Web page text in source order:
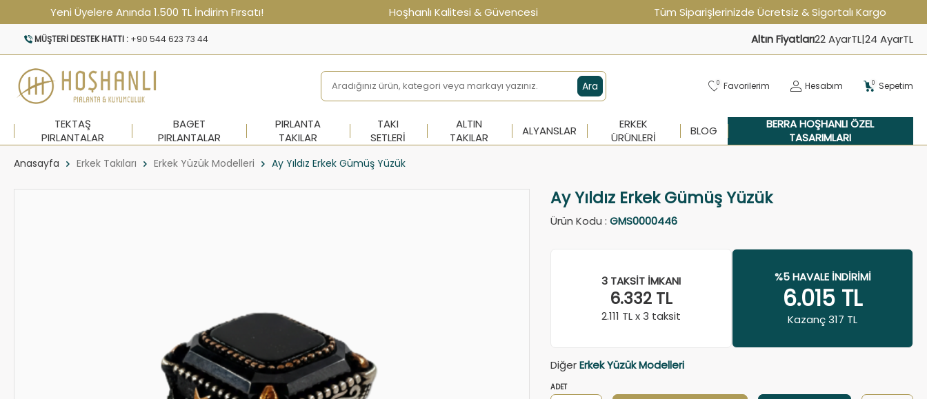
Yeni Üyelere Anında 1.500 TL İndirim Fırsatı! Hoşhanlı Kalitesi & Güvencesi Tüm Siparişlerinizde Ücretsiz & Sigortalı Kargo
MÜŞTERI DESTEK HATTI : +90 544 623 73 44 Altın Fiyatları22 AyarTL|24 AyarTL
Ara 0 Favorilerim Hesabım 0 Sepetim
TEKTAŞ
PIRLANTALAR
BAGET
PIRLANTALAR
PIRLANTA
TAKILAR
TAKI
SETLERI
ALTIN
TAKILAR
ALYANSLAR
ERKEK
ÜRÜNLERI
BLOG
BERRA HOŞHANLI ÖZEL
TASARIMLARI
Anasayfa Erkek Takıları Erkek Yüzük Modelleri Ay Yıldız Erkek Gümüş Yüzük
Ay Yıldız Erkek Gümüş Yüzük
Ürün Kodu :GMS0000446
3 TAKSIT İMKANI
6.332 TL
2.111 TL x 3 taksit
%5 HAVALE İNDIRIMI
6.015 TL
Kazanç 317 TL
DiğerErkek Yüzük Modelleri
ADET